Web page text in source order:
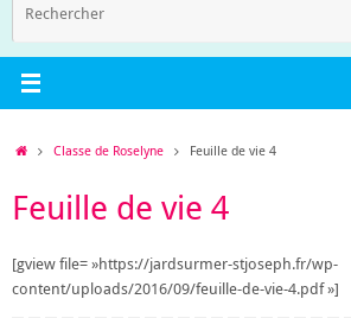
AccueilClasse de Roselyne Feuille de vie 4
Feuille de vie 4
[gview file= »https://jardsurmer-stjoseph.fr/wp-
content/uploads/2016/09/feuille-de-vie-4.pdf »]